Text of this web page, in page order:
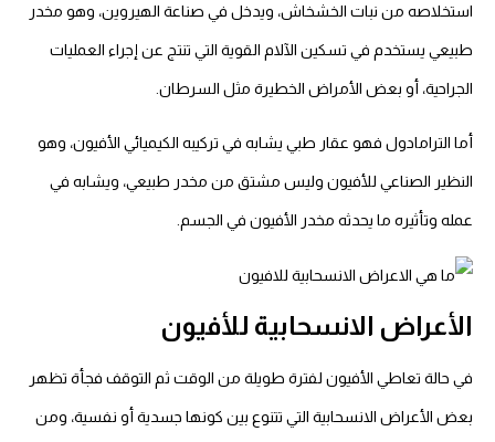
استخلاصه من نبات الخشخاش، ويدخل في صناعة الهيروين، وهو مخدر
طبيعي يستخدم في تسكين الآلام القوية التي تنتج عن إجراء العمليات
الجراحية، أو بعض الأمراض الخطيرة مثل السرطان.
أما الترامادول فهو عقار طبي يشابه في تركيبه الكيميائي الأفيون، وهو
النظير الصناعي للأفيون وليس مشتق من مخدر طبيعي، ويشابه في
عمله وتأثيره ما يحدثه مخدر الأفيون في الجسم.
الأعراض الانسحابية للأفيون
في حالة تعاطي الأفيون لفترة طويلة من الوقت ثم التوقف فجأة تظهر
بعض الأعراض الانسحابية التي تتنوع بين كونها جسدية أو نفسية، ومن